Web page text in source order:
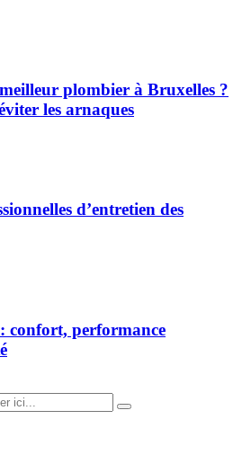
plombier à Bruxelles ?
les arnaques
d’entretien des
confort, performance